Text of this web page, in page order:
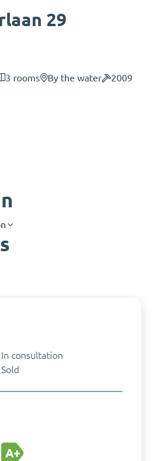
29
3 rooms By the water
2009
In consultation
Sold
A+